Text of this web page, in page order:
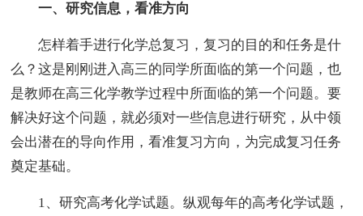
一、研究信息，看准方向
怎样着手进行化学总复习，复习的目的和任务是什
么？这是刚刚进入高三的同学所面临的第一个问题，也
是教师在高三化学教学过程中所面临的第一个问题。要
解决好这个问题，就必须对一些信息进行研究，从中领
会出潜在的导向作用，看准复习方向，为完成复习任务
奠定基础。
1、研究高考化学试题。纵观每年的高考化学试题，